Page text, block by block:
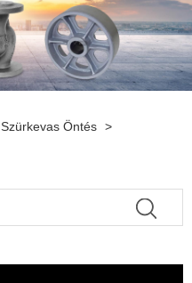
Szürkevas Öntés >